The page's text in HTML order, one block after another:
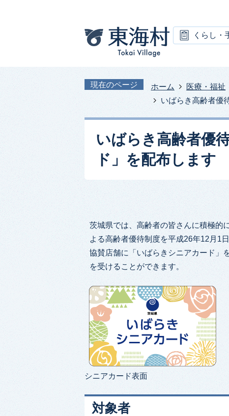
くらし・
現在のページ ホーム 医療・福祉
いばらき高齢者優
いばらき高齢者優
ド」を配布します
茨城県では、高齢者の皆さんに積極的
よる高齢者優待制度を平成26年12月1
協賛店舗に「いばらきシニアカード」
を受けることができます。
シニアカード表面
対象者